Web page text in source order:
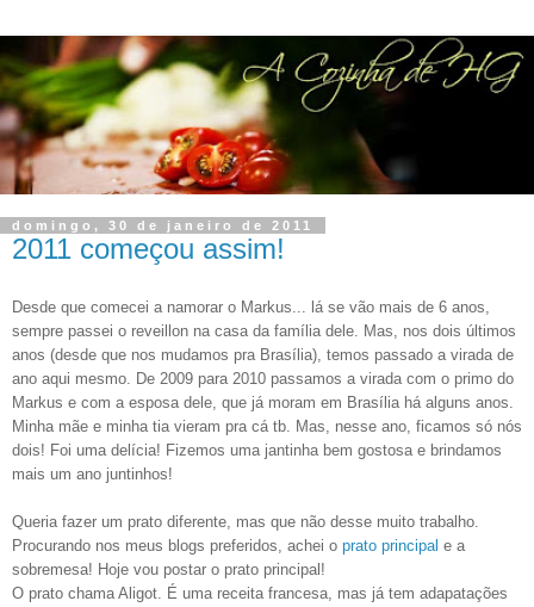
domingo, 30 de janeiro de 2011
2011 começou assim!
Desde que comecei a namorar o Markus... lá se vão mais de 6 anos,
sempre passei o reveillon na casa da família dele. Mas, nos dois últimos
anos (desde que nos mudamos pra Brasília), temos passado a virada de
ano aqui mesmo. De 2009 para 2010 passamos a virada com o primo do
Markus e com a esposa dele, que já moram em Brasília há alguns anos.
Minha mãe e minha tia vieram pra cá tb. Mas, nesse ano, ficamos só nós
dois! Foi uma delícia! Fizemos uma jantinha bem gostosa e brindamos
mais um ano juntinhos!
Queria fazer um prato diferente, mas que não desse muito trabalho.
Procurando nos meus blogs preferidos, achei o prato principal e a
sobremesa! Hoje vou postar o prato principal!
O prato chama Aligot. É uma receita francesa, mas já tem adapatações